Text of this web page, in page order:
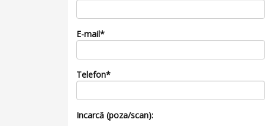
E-mail*
Telefon*
Incarcă (poza/scan):